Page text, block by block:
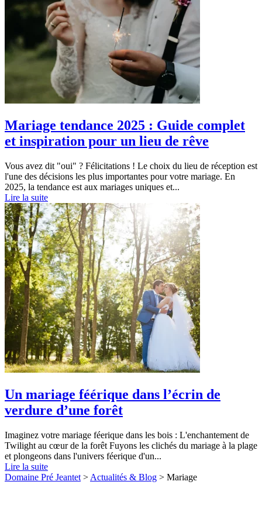
Mariage tendance 2025 : Guide complet
et inspiration pour un lieu de rêve
Vous avez dit "oui" ? Félicitations ! Le choix du lieu de réception est
l'une des décisions les plus importantes pour votre mariage. En
2025, la tendance est aux mariages uniques et...
Lire la suite
Un mariage féérique dans l’écrin de
verdure d’une forêt
Imaginez votre mariage féerique dans les bois : L'enchantement de
Twilight au cœur de la forêt Fuyons les clichés du mariage à la plage
et plongeons dans l'univers féerique d'un...
Lire la suite
Domaine Pré Jeantet > Actualités & Blog > Mariage